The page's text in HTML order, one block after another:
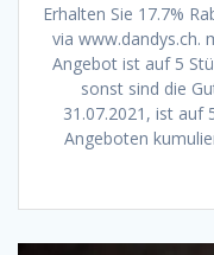
Erhalten Sie 17.7%
via www.dandys.ch.
Angebot ist auf 5
sonst sind die
31.07.2021, ist auf
Angeboten